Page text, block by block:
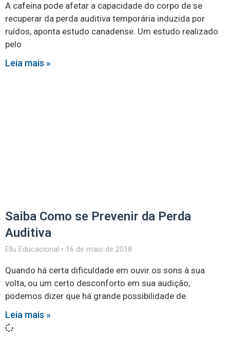
A cafeína pode afetar a capacidade do corpo de se
recuperar da perda auditiva temporária induzida por
ruídos, aponta estudo canadense. Um estudo realizado
pelo
Leia mais »
Saiba Como se Prevenir da Perda
Auditiva
Ellu Educacional 16 de maio de 2018
Quando há certa dificuldade em ouvir os sons à sua
volta, ou um certo desconforto em sua audição,
podemos dizer que há grande possibilidade de
Leia mais »